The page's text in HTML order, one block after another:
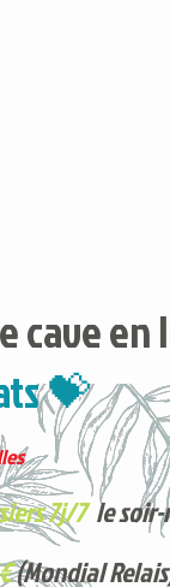
cave en
💝
7j/7le
(Mondial